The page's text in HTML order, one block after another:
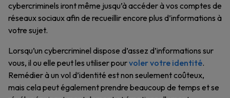
cybercriminels iront même jusqu’à accéder à vos comptes de
réseaux sociaux afin de recueillir encore plus d’informations à
votre sujet.
Lorsqu’un cybercriminel dispose d’assez d’informations sur
vous, il ou elle peut les utiliser pourvoler votre identité.
Remédier à un vol d’identité est non seulement coûteux,
mais cela peut également prendre beaucoup de temps et se